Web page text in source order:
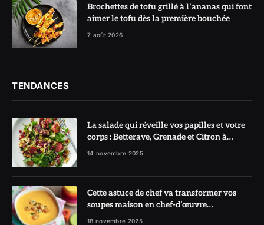
Brochettes de tofu grillé à l’ananas qui font
aimer le tofu dès la première bouchée
7 août 2026
TENDANCES
La salade qui réveille vos papilles et votre
corps : Betterave, Grenade et Citron à
l’honneur
14 novembre 2025
Cette astuce de chef va transformer vos
soupes maison en chef-d’œuvre
réconfortant
18 novembre 2025